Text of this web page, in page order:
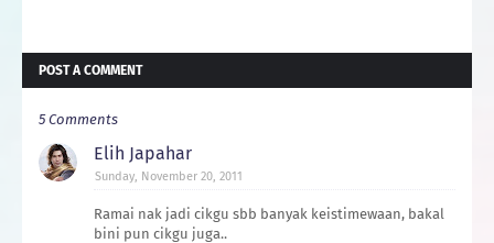
POST A COMMENT
5 Comments
Elih Japahar
Sunday, November 20, 2011
Ramai nak jadi cikgu sbb banyak keistimewaan, bakal
bini pun cikgu juga..